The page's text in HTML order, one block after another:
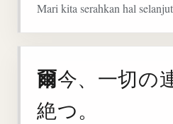
Mari kita serahkan hal
爾今、一切の
絶つ。